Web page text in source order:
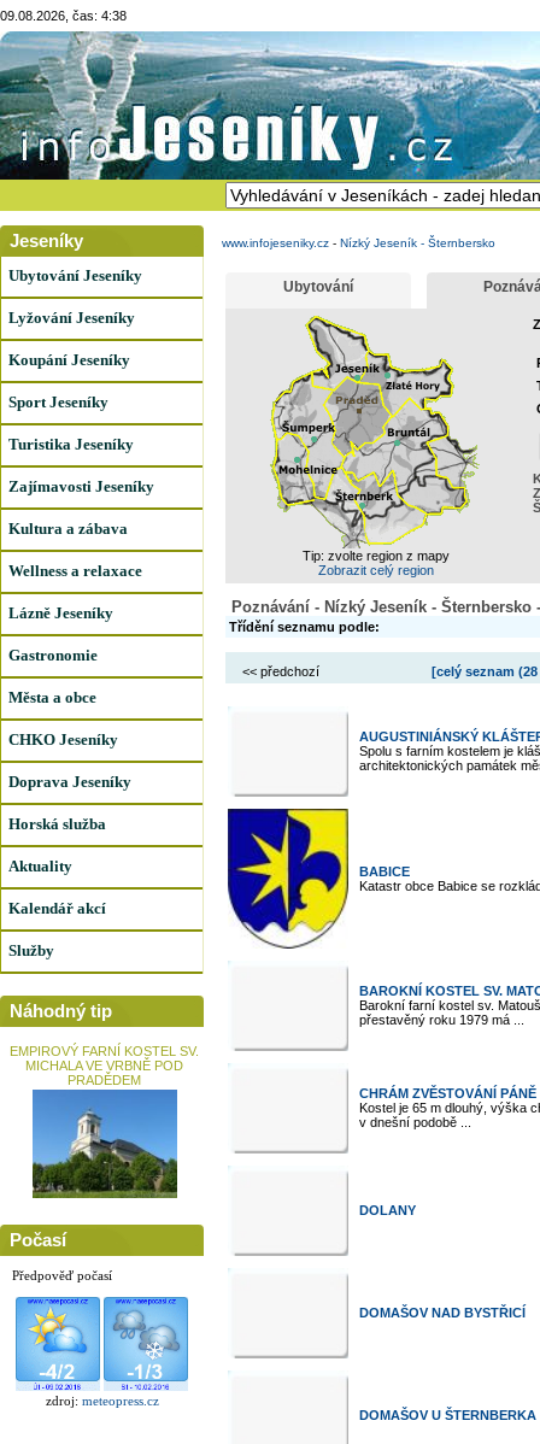
09.08.2026, čas: 4:38
Jeseníky
Ubytování Jeseníky
Lyžování Jeseníky
Koupání Jeseníky
Sport Jeseníky
Turistika Jeseníky
Zajímavosti Jeseníky
Kultura a zábava
Wellness a relaxace
Lázně Jeseníky
Gastronomie
Města a obce
CHKO Jeseníky
Doprava Jeseníky
Horská služba
Aktuality
Kalendář akcí
Služby
Náhodný tip
EMPIROVÝ FARNÍ KOSTEL SV.
MICHALA VE VRBNĚ POD
PRADĚDEM
Počasí
Předpověď počasí
zdroj: meteopress.cz
www.infojeseniky.cz - Nízký Jeseník - Šternbersko
Ubytování
Tip: zvolte region z mapy
Zobrazit celý region
Poznávání - Nízký Jeseník - Šternbersko
Třídění seznamu podle:
<< předchozí [celý seznam (
AUGUSTINIÁNSKÝ
Spolu s farním kostelem je
architektonických památek
BABICE
Katastr obce Babice se
BAROKNÍ KOSTEL SV.
Barokní farní kostel sv.
přestavěný roku 1979 má ...
CHRÁM ZVĚSTOVÁNÍ
Kostel je 65 m dlouhý, výška
v dnešní podobě ...
DOLANY
DOMAŠOV NAD BYSTŘICÍ
DOMAŠOV U ŠTERNBERKA